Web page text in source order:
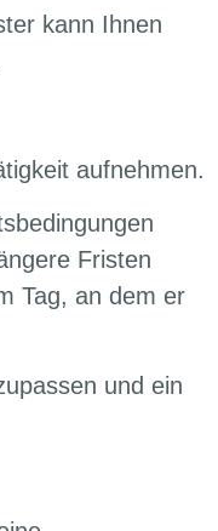
kann Ihnen
aufnehmen.
Fristen
Tag, an dem er
und ein